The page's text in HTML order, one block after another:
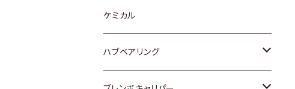
スバル
スバル
スズキ
日産
ディーデル洗浄添加剤
ケミカル
ハブベアリング